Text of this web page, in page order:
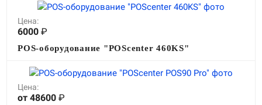
Цена:
6000 ₽
POS-оборудование "POScenter 460KS"
Цена:
от 48600 ₽